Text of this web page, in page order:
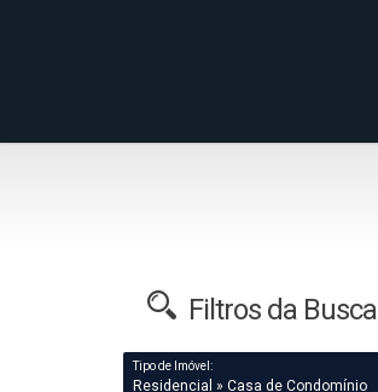
Filtros da Busca
Tipo de Imóvel:
Residencial » Casa de Condomínio